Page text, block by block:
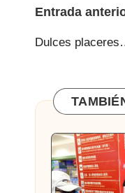
de
Entrada
Dulces